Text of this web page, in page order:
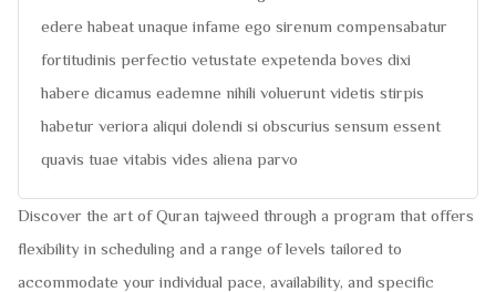
Discover the art of Quran tajweed through a program that offers
flexibility in scheduling and a range of levels tailored to
accommodate your individual pace, availability, and specific
edere habeat unaque infame ego sirenum compensabatur
fortitudinis perfectio vetustate expetenda boves dixi
habere dicamus eademne nihili voluerunt videtis stirpis
habetur veriora aliqui dolendi si obscurius sensum essent
quavis tuae vitabis vides aliena parvo